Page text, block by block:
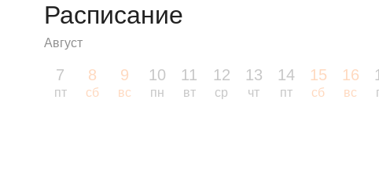
Расписание
Август
7
пт
8
сб
9
вс
10
пн
11
вт
12
ср
13
чт
14
пт
15
сб
16
вс